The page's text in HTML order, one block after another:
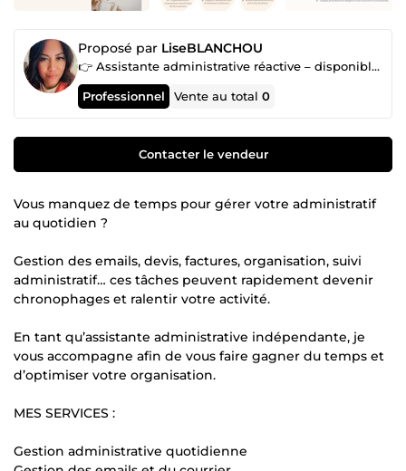
Proposé par LiseBLANCHOU
👉 Assistante administrative réactive – disponible immédiatement
Professionnel Vente au total0
Contacter le vendeur
Vous manquez de temps pour gérer votre administratif
au quotidien ?
Gestion des emails, devis, factures, organisation, suivi
administratif… ces tâches peuvent rapidement devenir
chronophages et ralentir votre activité.
En tant qu’assistante administrative indépendante, je
vous accompagne afin de vous faire gagner du temps et
d’optimiser votre organisation.
MES SERVICES :
Gestion administrative quotidienne